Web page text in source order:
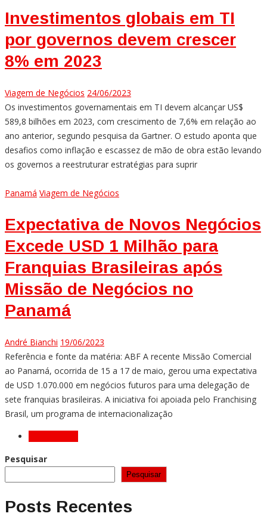
Investimentos globais em TI
por governos devem crescer
8% em 2023
Viagem de Negócios 24/06/2023
Os investimentos governamentais em TI devem alcançar US$
589,8 bilhões em 2023, com crescimento de 7,6% em relação ao
ano anterior, segundo pesquisa da Gartner. O estudo aponta que
desafios como inflação e escassez de mão de obra estão levando
os governos a reestruturar estratégias para suprir
Panamá Viagem de Negócios
Expectativa de Novos Negócios
Excede USD 1 Milhão para
Franquias Brasileiras após
Missão de Negócios no
Panamá
André Bianchi 19/06/2023
Referência e fonte da matéria: ABF A recente Missão Comercial
ao Panamá, ocorrida de 15 a 17 de maio, gerou uma expectativa
de USD 1.070.000 em negócios futuros para uma delegação de
sete franquias brasileiras. A iniciativa foi apoiada pelo Franchising
Brasil, um programa de internacionalização
Pesquisar
Pesquisar
Posts Recentes